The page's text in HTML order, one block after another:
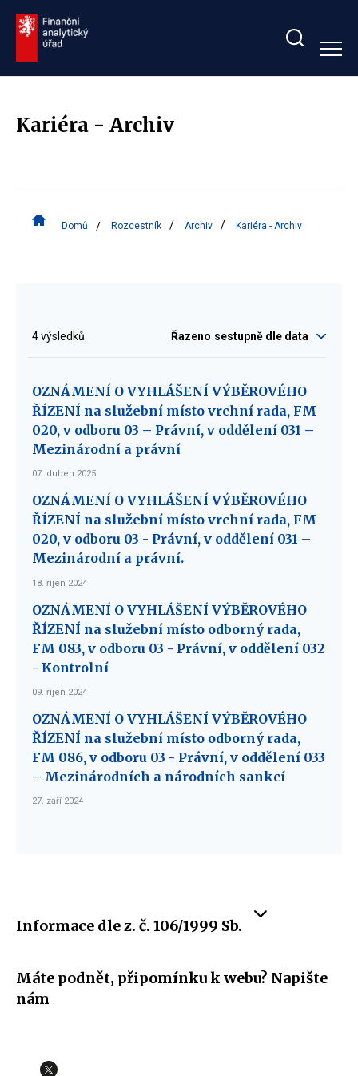
Zobrazit/skrýt
bar
Kariéra - Archiv
Domů Rozcestník Archiv Kariéra - Archiv
Filtr
4 výsledků Řazeno sestupně dle data
OZNÁMENÍ O VYHLÁŠENÍ VÝBĚROVÉHO
ŘÍZENÍ na služební místo vrchní rada, FM
020, v odboru 03 – Právní, v oddělení 031 –
Mezinárodní a právní
07. duben 2025
OZNÁMENÍ O VYHLÁŠENÍ VÝBĚROVÉHO
ŘÍZENÍ na služební místo vrchní rada, FM
020, v odboru 03 - Právní, v oddělení 031 –
Mezinárodní a právní.
18. říjen 2024
OZNÁMENÍ O VYHLÁŠENÍ VÝBĚROVÉHO
ŘÍZENÍ na služební místo odborný rada,
FM 083, v odboru 03 - Právní, v oddělení 032
- Kontrolní
09. říjen 2024
OZNÁMENÍ O VYHLÁŠENÍ VÝBĚROVÉHO
ŘÍZENÍ na služební místo odborný rada,
FM 086, v odboru 03 - Právní, v oddělení 033
– Mezinárodních a národních sankcí
27. září 2024
Informace dle z. č. 106/1999 Sb.
Máte podnět, připomínku k webu? Napište
nám